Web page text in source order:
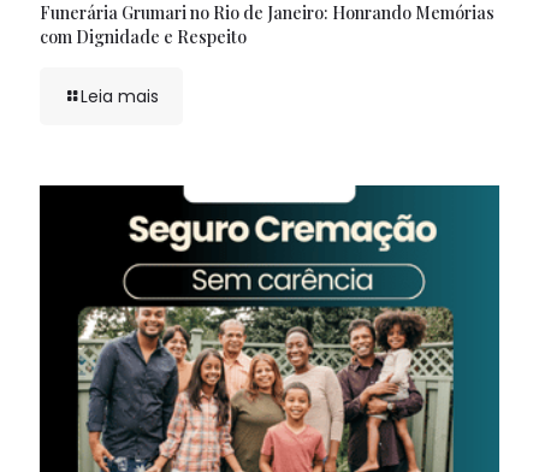
Funerária Grumari no Rio de Janeiro: Honrando Memórias
com Dignidade e Respeito
Leia mais